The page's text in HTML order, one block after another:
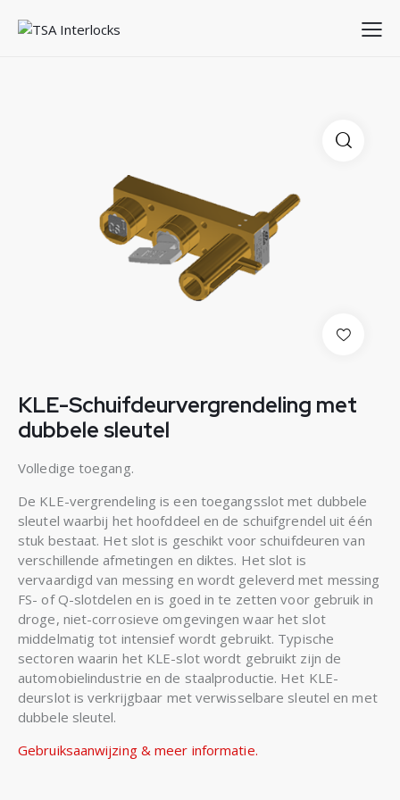
KLE-Schuifdeurvergrendeling met
dubbele sleutel
Volledige toegang.
De KLE-vergrendeling is een toegangsslot met dubbele
sleutel waarbij het hoofddeel en de schuifgrendel uit één
stuk bestaat. Het slot is geschikt voor schuifdeuren van
verschillende afmetingen en diktes. Het slot is
vervaardigd van messing en wordt geleverd met messing
FS- of Q-slotdelen en is goed in te zetten voor gebruik in
droge, niet-corrosieve omgevingen waar het slot
middelmatig tot intensief wordt gebruikt. Typische
sectoren waarin het KLE-slot wordt gebruikt zijn de
automobielindustrie en de staalproductie. Het KLE-
deurslot is verkrijgbaar met verwisselbare sleutel en met
dubbele sleutel.
Gebruiksaanwijzing & meer informatie.